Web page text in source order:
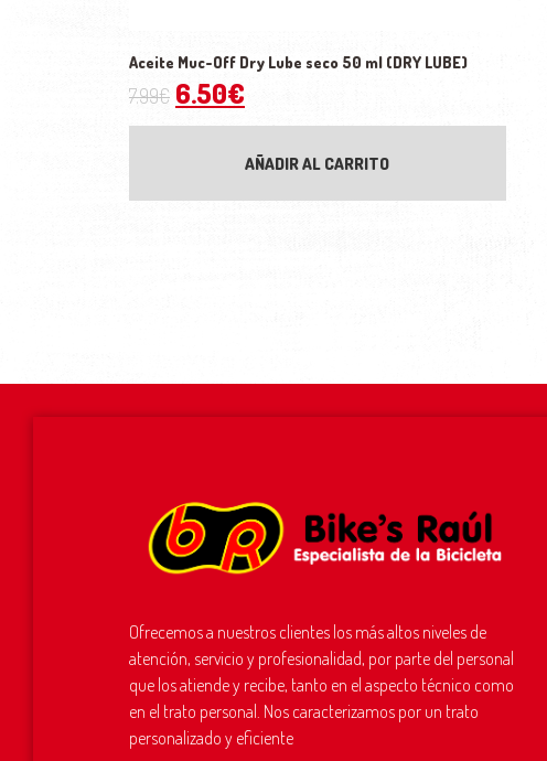
Aceite Muc-Off Dry Lube seco 50 ml (DRY LUBE)
7.99€ El precio original era: 7.99€.
6.50€
AÑADIR AL CARRITO
Ofrecemos a nuestros clientes los más altos niveles de
atención, servicio y profesionalidad, por parte del personal
que los atiende y recibe, tanto en el aspecto técnico como
en el trato personal. Nos caracterizamos por un trato
personalizado y eficiente